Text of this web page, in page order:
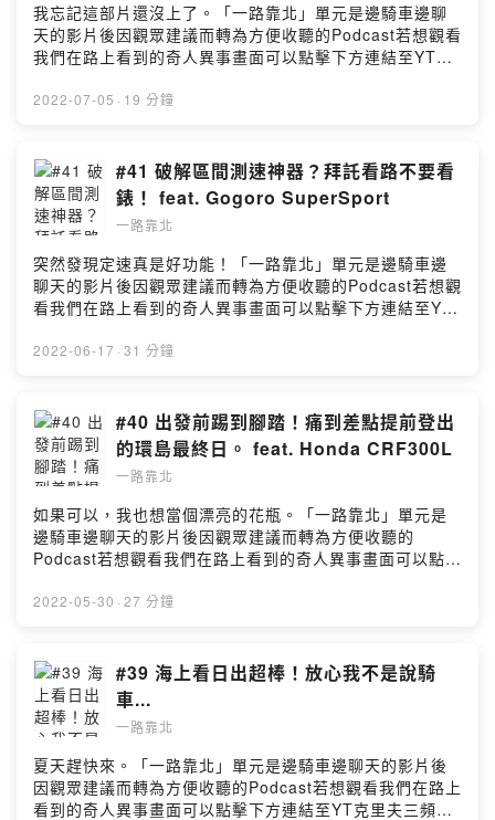
我忘記這部片還沒上了。「一路靠北」單元是邊騎車邊聊
天的影片後因觀眾建議而轉為方便收聽的Podcast若想觀看
我們在路上看到的奇人異事畫面可以點擊下方連結至YT克
到以下頻道及粉絲專頁追蹤及訂閱 ☀克里夫三 YouTube頻
Facebook粉絲專頁Powered by Firstory Hosting
2022-07-05 · 19 分鐘
#41 破解區間測速神器？拜託看路不要看
錶！ feat. Gogoro SuperSport
一路靠北
突然發現定速真是好功能！「一路靠北」單元是邊騎車邊
聊天的影片後因觀眾建議而轉為方便收聽的Podcast若想觀
看我們在路上看到的奇人異事畫面可以點擊下方連結至YT
告訴我你對這一集的想法：
訂閱 ☀克里夫三 YouTube頻道莊政威 Cliff Chuang （小
三）Facebook粉絲專頁Bike IN 機車資訊網 YouTube頻
道Bike In 機車資訊網 Facebook粉絲專頁Powered by
Firstory Hosting
2022-06-17 · 31 分鐘
#40 出發前踢到腳踏！痛到差點提前登出
的環島最終日。 feat. Honda CRF300L
一路靠北
如果可以，我也想當個漂亮的花瓶。「一路靠北」單元是
邊騎車邊聊天的影片後因觀眾建議而轉為方便收聽的
Podcast若想觀看我們在路上看到的奇人異事畫面可以點擊
點這裡←留言告訴我你對這一集的想法：
訂閱 ☀克里夫三 YouTube頻道莊政威 Cliff Chuang （小
三）Facebook粉絲專頁Bike IN 機車資訊網 YouTube頻
道Bike In 機車資訊網 Facebook粉絲專頁Powered by
Firstory Hosting
2022-05-30 · 27 分鐘
#39 海上看日出超棒！放心我不是說騎
車...
一路靠北
夏天趕快來。「一路靠北」單元是邊騎車邊聊天的影片後
因觀眾建議而轉為方便收聽的Podcast若想觀看我們在路上
看到的奇人異事畫面可以點擊下方連結至YT克里夫三頻道